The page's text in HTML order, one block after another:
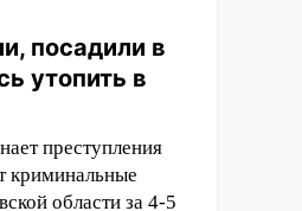
посадили в
утопить в
преступления
криминальные
области за 4-5